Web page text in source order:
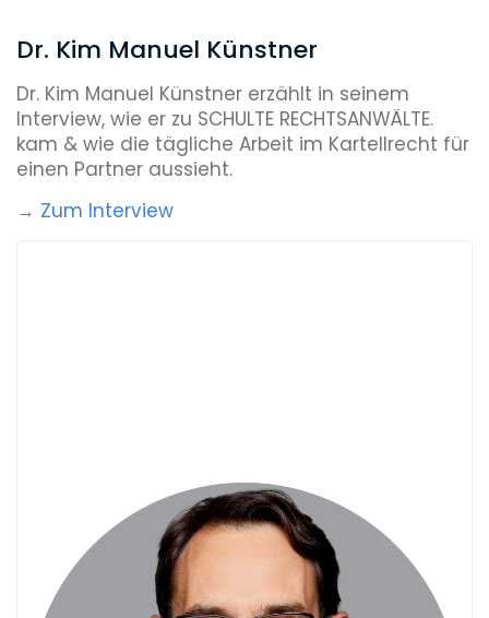
Dr. Kim Manuel Künstner
Dr. Kim Manuel Künstner erzählt in seinem
Interview, wie er zu SCHULTE RECHTSANWÄLTE.
kam & wie die tägliche Arbeit im Kartellrecht für
einen Partner aussieht.
→ Zum Interview